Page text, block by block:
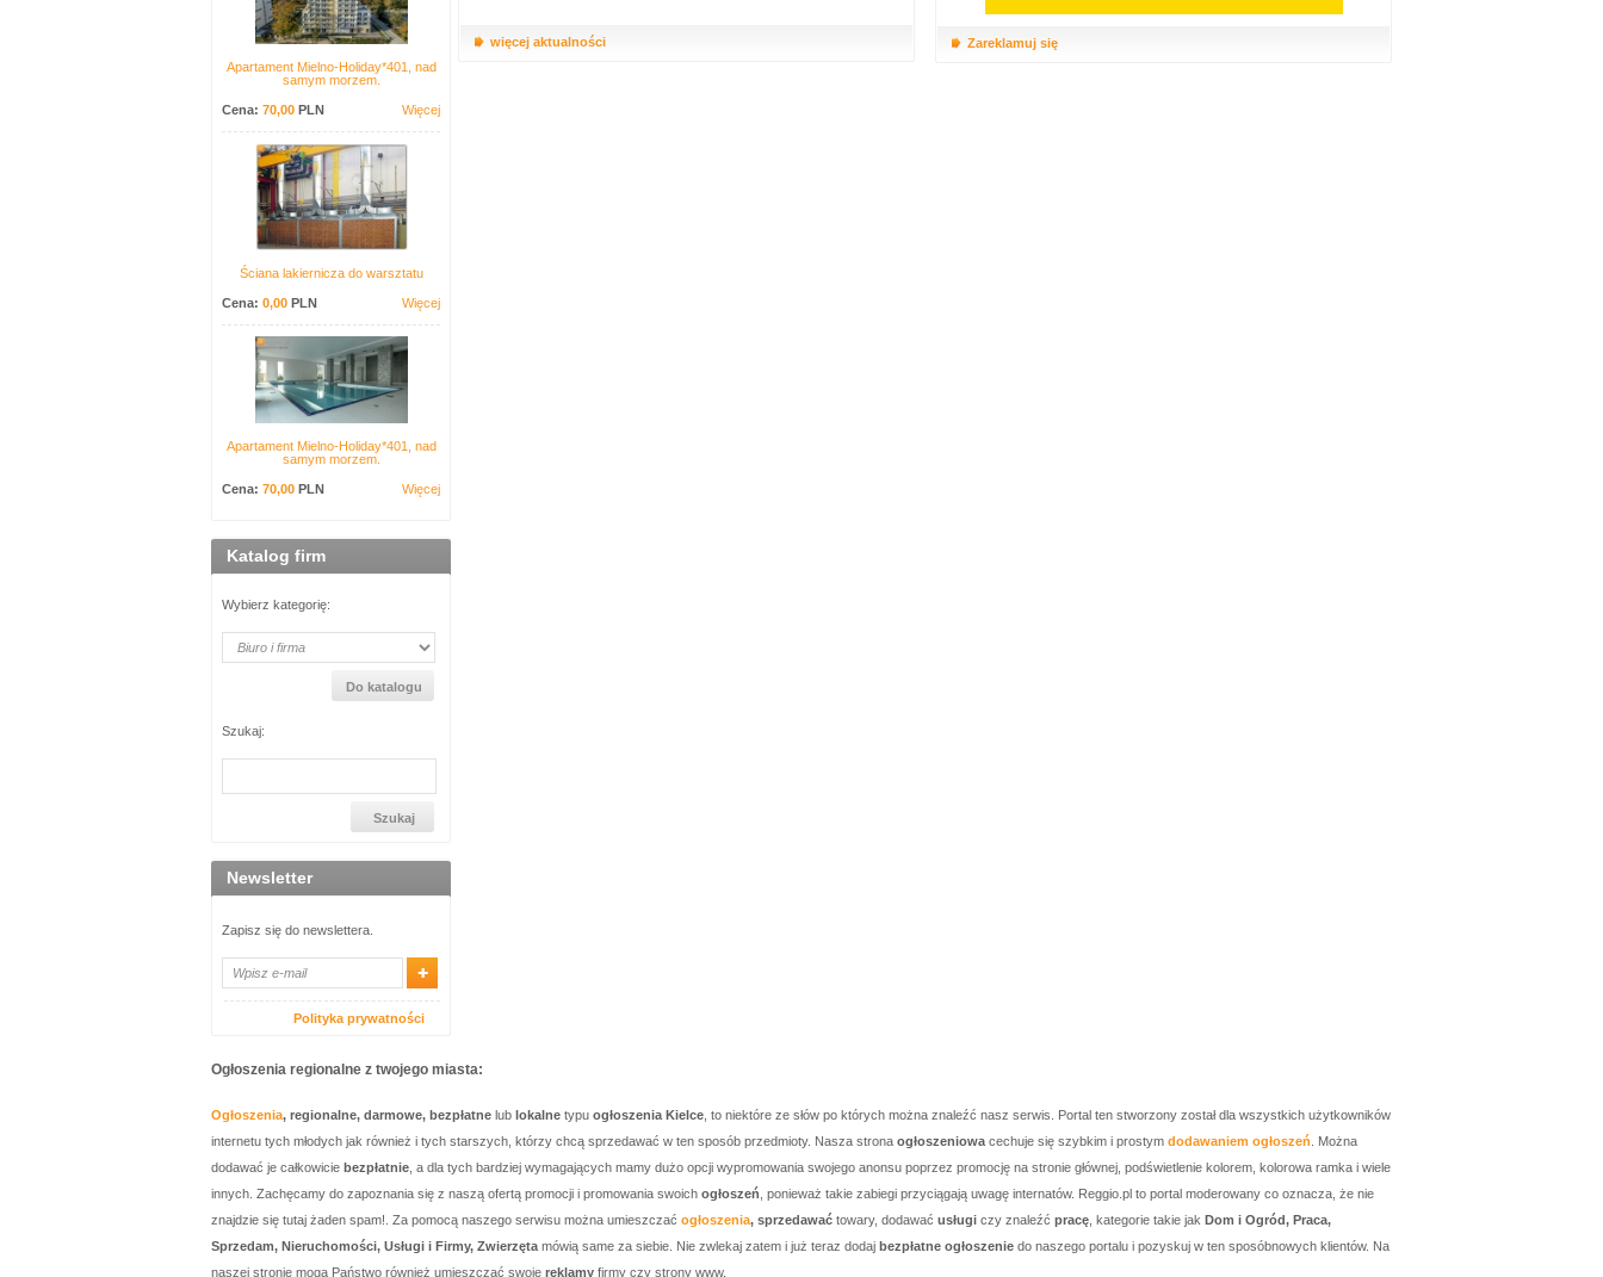
Apartament Mielno-Holiday*401, nad
samym morzem.
Cena: 70,00 PLN Więcej
Ściana lakiernicza do warsztatu
Cena: 0,00 PLN Więcej
Apartament Mielno-Holiday*401, nad
samym morzem.
Cena: 70,00 PLN Więcej
Katalog firm
Wybierz kategorię:
Szukaj:
Newsletter
Zapisz się do newslettera.
Polityka prywatności
więcej aktualności Zareklamuj się
Ogłoszenia regionalne z twojego miasta:
Ogłoszenia, regionalne, darmowe, bezpłatne lub lokalne typu ogłoszenia Kielce , to niektóre ze słów po których można znaleźć nasz serwis. Portal ten stworzony został dla wszystkich użytkowników
internetu tych młodych jak również i tych starszych, którzy chcą sprzedawać w ten sposób przedmioty. Nasza strona ogłoszeniowa cechuje się szybkim i prostym dodawaniem ogłoszeń . Można
dodawać je całkowicie bezpłatnie , a dla tych bardziej wymagających mamy dużo opcji wypromowania swojego anonsu poprzez promocję na stronie głównej, podświetlenie kolorem, kolorowa ramka i wiele
innych. Zachęcamy do zapoznania się z naszą ofertą promocji i promowania swoich ogłoszeń , ponieważ takie zabiegi przyciągają uwagę internatów. Reggio.pl to portal moderowany co oznacza, że nie
znajdzie się tutaj żaden spam!. Za pomocą naszego serwisu można umieszczać ogłoszenia, sprzedawać towary, dodawać usługi czy znaleźć pracę , kategorie takie jak Dom i Ogród, Praca,
Sprzedam, Nieruchomości, Usługi i Firmy, Zwierzęta mówią same za siebie. Nie zwlekaj zatem i już teraz dodaj bezpłatne ogłoszenie do naszego portalu i pozyskuj w ten sposóbnowych klientów. Na
naszej stronie mogą Państwo również umieszczać swoje reklamy firmy czy strony www.